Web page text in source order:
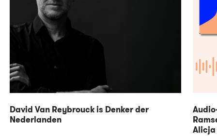
David Van Reybrouck is Denker der
Nederlanden
Alicja